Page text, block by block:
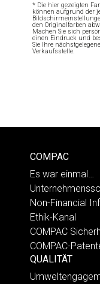
* Die hier gezeigten
können aufgrund der
den Originalfarben
Machen Sie sich
einen Eindruck und
Sie Ihre nächstgelegene
Verkaufsstelle.
COMPAC
Es war einmal…
Non-Financial
Ethik-Kanal
COMPAC
COMPAC-
QUALITÄT